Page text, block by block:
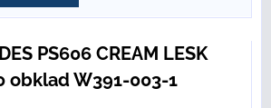
PS606 CREAM LESK
obklad W391-003-1